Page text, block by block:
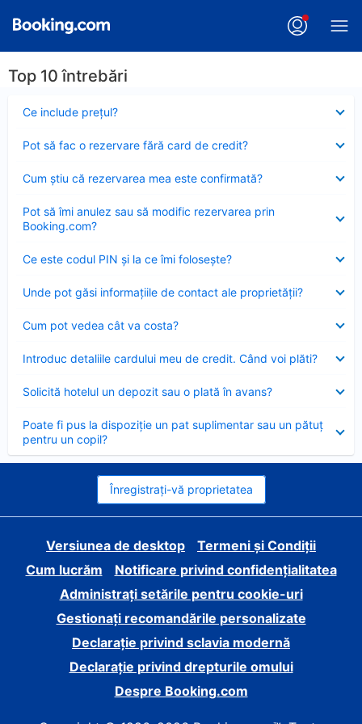
Top 10 întrebări
Ce include preţul?
închis
Pot să fac o rezervare fără card de credit?
închis
Cum ştiu că rezervarea mea este confirmată?
închis
Pot să îmi anulez sau să modific rezervarea prin
Booking.com?
închis
Ce este codul PIN şi la ce îmi foloseşte?
închis
Unde pot găsi informațiile de contact ale proprietății?
închis
Cum pot vedea cât va costa?
închis
Introduc detaliile cardului meu de credit. Când voi plăti?
închis
Solicită hotelul un depozit sau o plată în avans?
închis
Poate fi pus la dispoziție un pat suplimentar sau un pătuț
pentru un copil?
închis
Înregistrați-vă proprietatea
Versiunea de desktop
Termeni și Condiții
Cum lucrăm
Notificare privind confidențialitatea
Administrați setările pentru cookie-uri
Gestionați recomandările personalizate
Declarație privind sclavia modernă
Declarație privind drepturile omului
Despre Booking.com